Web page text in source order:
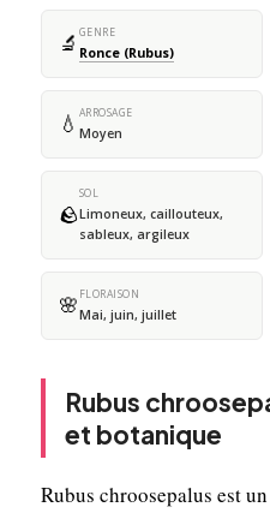
🔬 GENRE
Ronce (Rubus)
💧 ARROSAGE
Moyen
🪨
SOL
Limoneux, caillouteux,
sableux, argileux
🌸 FLORAISON
Mai, juin, juillet
Rubus
et botanique
Rubus chroosepalus est